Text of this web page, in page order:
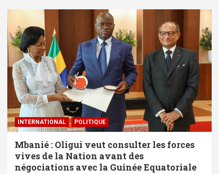
INTERNATIONAL POLITIQUE
Mbanié : Oligui veut consulter les forces
vives de la Nation avant des
négociations avec la Guinée Equatoriale